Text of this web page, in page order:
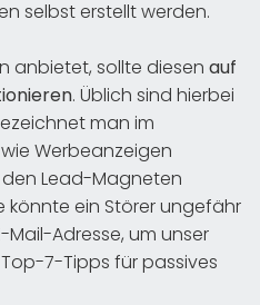
selbst erstellt werden.
anbietet, sollte diesen auf
. Üblich sind hierbei
man im
Werbeanzeigen
Lead-Magneten
könnte ein Störer ungefähr
Mail-Adresse, um unser
7-Tipps für passives